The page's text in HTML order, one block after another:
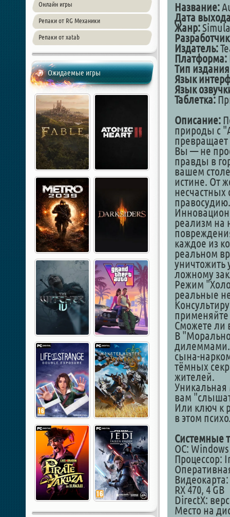
Онлайн игры
Репаки от RG Механики
Репаки от xatab
Ожидаемые игры
Название:
Дата
Жанр:
Разработчик
Издатель:
Платформа:
Тип
Язык
Язык
Таблетка:
Описание:
природы с
превращает
Вы — не
правды в
вашем
истине. От
правосудию.
реализм на
каждое из
реальном
уничтожить
ложному
Режим
реальные
Сможете ли
В
дилеммами.
сына-
тёмных
жителей.
вам
Или ключ к
в этом
Системные
ОС: Windows
Процессор:
Видеокарта:
RX 470, 4 GB
DirectX:
Место на